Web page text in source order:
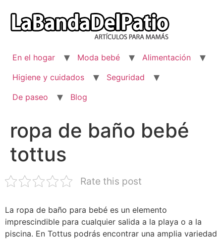
contenido
En el hogar Moda bebé
Alimentación
Higiene y cuidados
Seguridad
De paseo
Blog
ropa de baño bebé
tottus
Rate this post
La ropa de baño para bebé es un elemento
imprescindible para cualquier salida a la playa o a la
piscina. En Tottus podrás encontrar una amplia variedad